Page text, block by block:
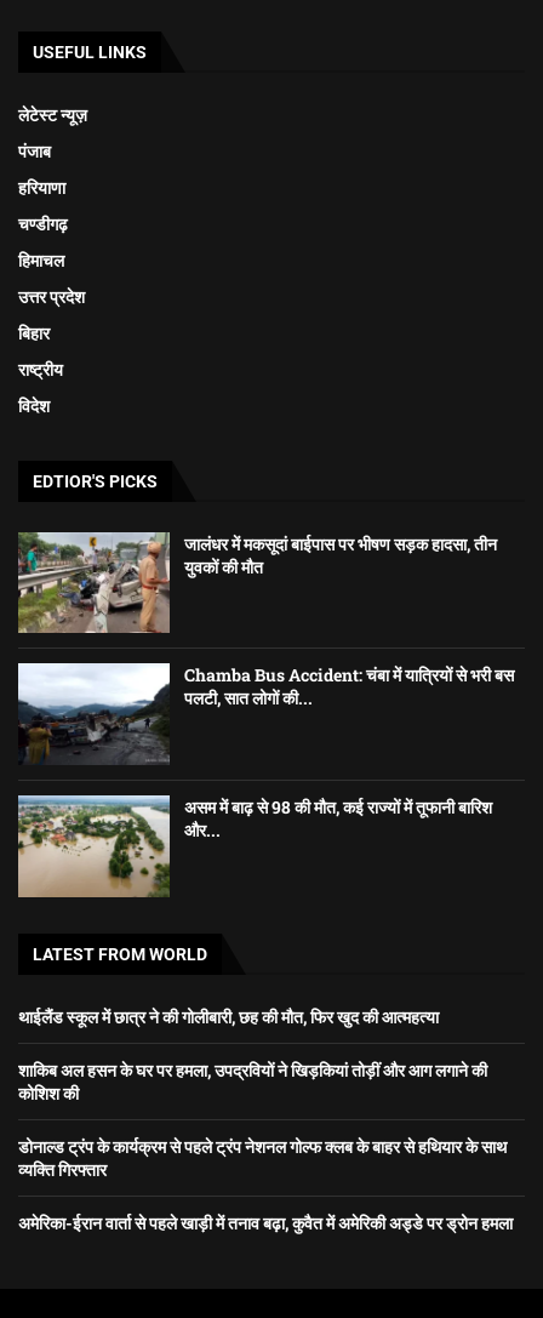
USEFUL LINKS
लेटेस्ट न्यूज़
पंजाब
हरियाणा
चण्डीगढ़
हिमाचल
उत्तर प्रदेश
बिहार
राष्ट्रीय
विदेश
EDTIOR'S PICKS
जालंधर में मकसूदां बाईपास पर भीषण सड़क हादसा, तीन
युवकों की मौत
Chamba Bus Accident: चंबा में यात्रियों से भरी बस
पलटी, सात लोगों की...
असम में बाढ़ से 98 की मौत, कई राज्यों में तूफानी बारिश
और...
LATEST FROM WORLD
थाईलैंड स्कूल में छात्र ने की गोलीबारी, छह की मौत, फिर खुद की आत्महत्या
शाकिब अल हसन के घर पर हमला, उपद्रवियों ने खिड़कियां तोड़ीं और आग लगाने की
कोशिश की
डोनाल्ड ट्रंप के कार्यक्रम से पहले ट्रंप नेशनल गोल्फ क्लब के बाहर से हथियार के साथ
व्यक्ति गिरफ्तार
अमेरिका-ईरान वार्ता से पहले खाड़ी में तनाव बढ़ा, कुवैत में अमेरिकी अड्डे पर ड्रोन हमला